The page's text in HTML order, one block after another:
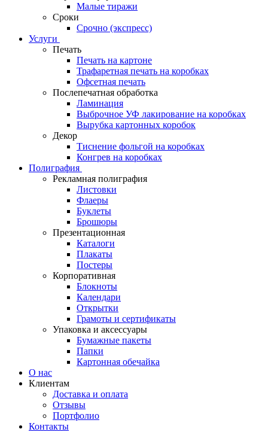
Малые тиражи
Сроки
Срочно (экспресс)
Услуги
Печать
Печать на картоне
Трафаретная печать на коробках
Офсетная печать
Послепечатная обработка
Ламинация
Выброчное УФ лакирование на коробках
Вырубка картонных коробок
Декор
Тиснение фольгой на коробках
Конгрев на коробках
Полиграфия
Рекламная полиграфия
Листовки
Флаеры
Буклеты
Брошюры
Презентационная
Каталоги
Плакаты
Постеры
Корпоративная
Блокноты
Календари
Открытки
Грамоты и сертификаты
Упаковка и аксессуары
Бумажные пакеты
Папки
Картонная обечайка
О нас
Клиентам
Доставка и оплата
Отзывы
Портфолио
Контакты